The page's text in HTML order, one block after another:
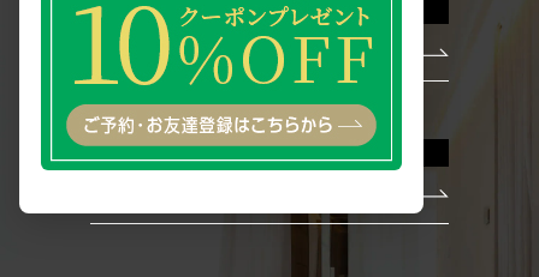
治療などのご相談はこちら
お問い合わせ
電話でのお問い合わせ